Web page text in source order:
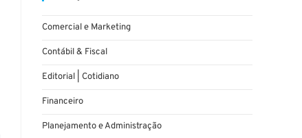
Comercial e Marketing
Contábil & Fiscal
Editorial | Cotidiano
Financeiro
Planejamento e Administração